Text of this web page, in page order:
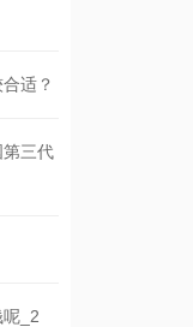
适？
三代
_2